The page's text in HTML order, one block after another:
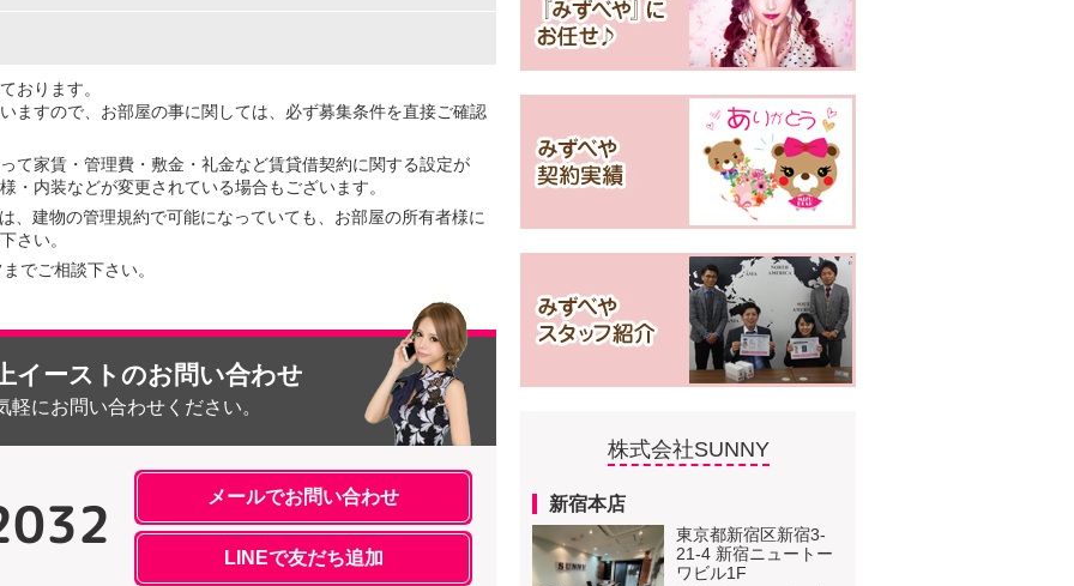
おります。
ますので、お部屋の事に関しては、必ず募集条件を直接ご確認
て家賃・管理費・敷金・礼金など賃貸借契約に関する設定が
・内装などが変更されている場合もございます。
建物の管理規約で可能になっていても、お部屋の所有者様に
さい。
でご相談下さい。
イーストのお問い合わせ
にお問い合わせください。
メールでお問い合わせ
LINEで友だち追加
株式会社SUNNY
新宿本店
東京都新宿区新宿3-
21-4 新宿ニュートー
ワビル1F